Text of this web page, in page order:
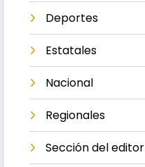
Deportes
Estatales
Nacional
Regionales
Sección del editor